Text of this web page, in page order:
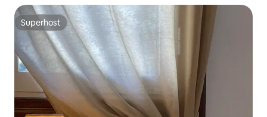
Superhost
Superhost